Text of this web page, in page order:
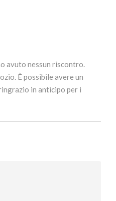
avuto nessun riscontro.
È possibile avere un
in anticipo per i